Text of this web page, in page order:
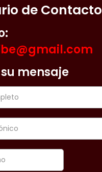
de Contacto
mensaje